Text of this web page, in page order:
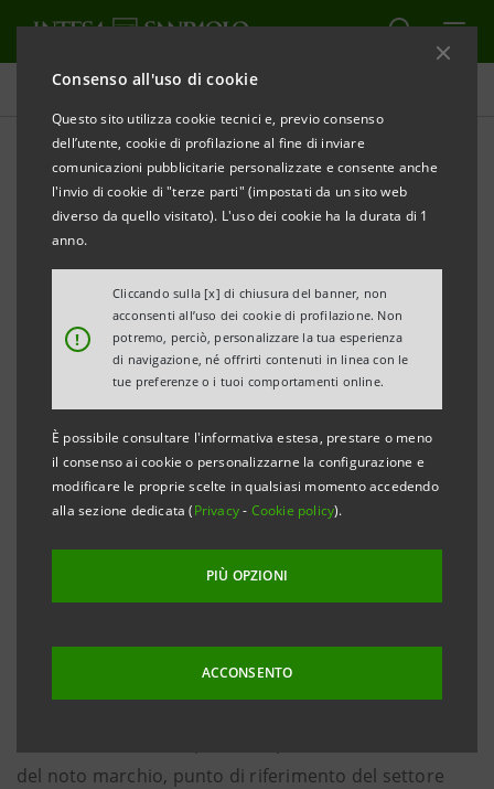
Consenso all'uso di cookie
Questo sito utilizza cookie tecnici e, previo consenso
dell’utente, cookie di profilazione al fine di inviare
comunicazioni pubblicitarie personalizzate e consente anche
l'invio di cookie di "terze parti" (impostati da un sito web
diverso da quello visitato). L'uso dei cookie ha la durata di 1
anno.
!
Cliccando sulla [x] di chiusura del banner, non
acconsenti all’uso dei cookie di profilazione. Non
potremo, perciò, personalizzare la tua esperienza
di navigazione, né offrirti contenuti in linea con le
tue preferenze o i tuoi comportamenti online.
È possibile consultare l'informativa estesa, prestare o meno
il consenso ai cookie o personalizzarne la configurazione e
modificare le proprie scelte in qualsiasi momento accedendo
alla sezione dedicata (Privacy- Cookie policy).
PIÙ OPZIONI
ACCONSENTO
Comunicati stampa
STAMPA AGGIORNA
COMUNICATO STAMPA
INTESA SANPAOLO, URBANI TARTUFI E
COLTIVATORI DELLA FILIERA DEI TARTUFI
PREVISTI 10 MILIONI DI EURO PER SUPPORTARE IL
RICAMBIO GENERAZIONALE E I GIOVANI
IMPRENDITORI UMBRI DEL SETTORE
• L’appartenenza alla filiera consentirà di
ottimizzare il processo di erogazione del credito e
l'accesso delle aziende agricole appartenenti alla
Perugia, 11 gennaio 2022 – Nell’ambito del
Programma Filiere, Intesa Sanpaolo, Urbani Tartufi Srl
e Truffleland Srl hanno sottoscritto un accordo di
del noto marchio, punto di riferimento del settore